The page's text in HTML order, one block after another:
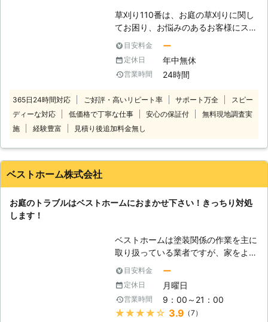
草刈り110番は、お庭の草刈りに関し
てお困り、お悩みのあるお客様にスピ
ーディーに対応させていただいており
ます。 草刈りと聞くと、業者に依頼
するまでもない、と思う方もいるかも
しれませんが、草刈りというのは意外
い時期は、個人で行う草刈りは辛い作
業になることでしょう。 水分をしっ
かりと補給しないと脱水症状を起こす
業をして節約をしようと思っていても
うならないためには、面倒な作業はす
べて専門の業者である草刈り110番に
りますので、どのような地域にお住ま
いでも全力でサポートいたします。
当然、24時間365日、休むことなく
迅速に対応させていただきます。 経
験豊富な現地スタッフが、近隣のご迷
惑にならないよう安全第一に作業を提
目安料金 ー
定休日 年中無休
営業時間 24時間
365日24時間対応 ご好評・高いリピート率 サポート万全
スピー
ディーな対応
低価格で丁寧な仕事 安心の保証付
無料現地調査実
施
経験豊富 見積り後追加料金無し
ベストホーム株式会社
お庭のトラブルはベストホームにおまかせ下さい！きっちり対処
します！
ベストホームは塗装関係の作業を主に
取り扱っている業者ですが、家をより
住みやすいものにしたいという思いか
ら庭仕事も取り扱うようになりまし
た。草刈りや剪定など、庭のメンテナ
ンスが必要な場合はぜひ私たちにおま
かせ下さい。しっかり対応し、快適な
目安料金 ー
定休日 月曜日
営業時間 9：00～21：00
★★★★★ 3.9 （7）